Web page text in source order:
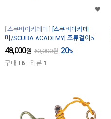
스쿠버아카데미
[스쿠버아카데
미/SCUBA ACADEMY] 조류걸이5
48,000원 60,000원 20%
구매 16 리뷰 1